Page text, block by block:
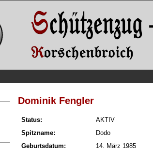
Dominik Fengler
Status:
AKTIV
Spitzname:
Dodo
Geburtsdatum:
14. März 1985